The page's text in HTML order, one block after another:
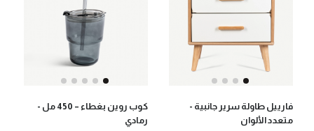
فارييل طاولة سرير جانبية -
متعدد الألوان
كوب روين بغطاء – 450 مل -
رمادي